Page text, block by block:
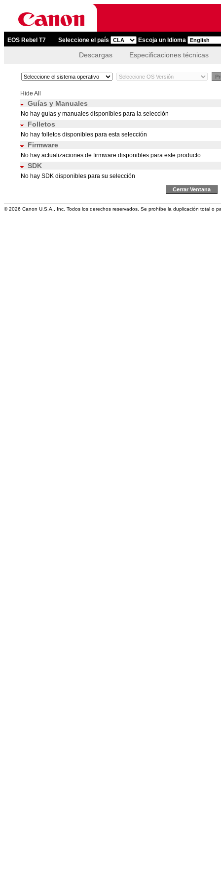
EOS Rebel T7 Seleccione el país Escoja un Idioma
Descargas Especificaciones técnicas
Hide All
Guías y Manuales
No hay guías y manuales disponibles para la selección
Folletos
No hay folletos disponibles para esta selección
Firmware
No hay actualizaciones de firmware disponibles para este producto
SDK
No hay SDK disponibles para su selección
Cerrar Ventana
© 2026 Canon U.S.A., Inc. Todos los derechos reservados. Se prohíbe la duplicación total o